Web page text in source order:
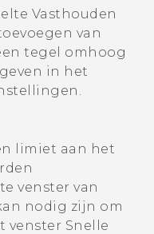
Vasthouden
van
tegel omhoog
in het
limiet aan het
venster van
nodig zijn om
venster Snelle